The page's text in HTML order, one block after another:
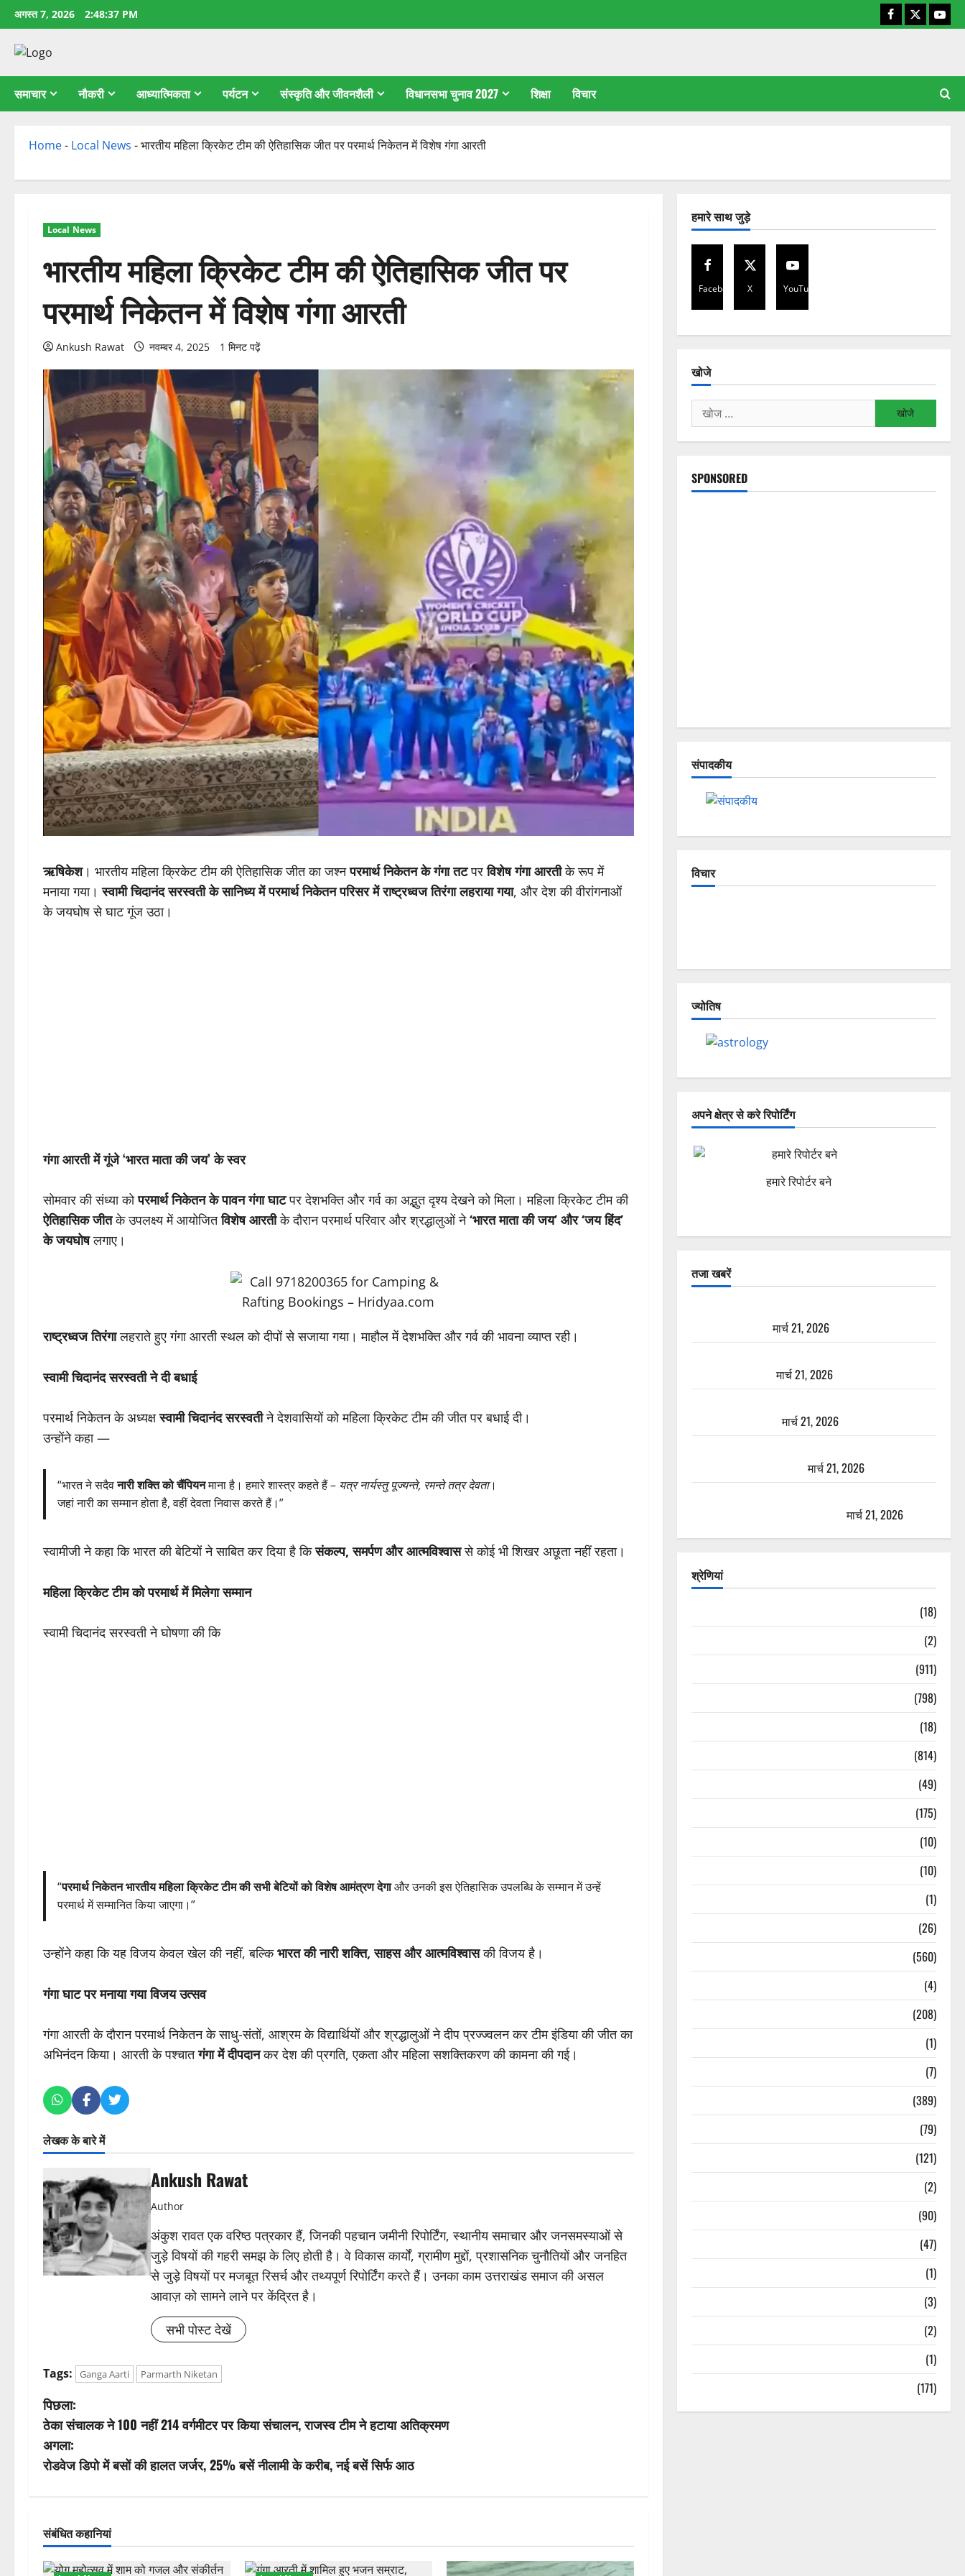
छोड़कर
सामग्री
अगस्त 7, 2026 2:48:38 PM Facebook
X
समाचार नौकरी आध्यात्मिकता पर्यटन संस्कृति और जीवनशैली विधानसभा चुनाव 2027 शिक्षा विचार
Home- Local News -भारतीय महिला क्रिकेट टीम की ऐतिहासिक जीत पर परमार्थ निकेतन में विशेष गंगा आरती
Local News
भारतीय महिला क्रिकेट टीम की ऐतिहासिक जीत पर
परमार्थ निकेतन में विशेष गंगा आरती
Ankush Rawat नवम्बर 4, 2025 1 मिनट पढ़ें
ऋषिकेश। भारतीय महिला क्रिकेट टीम की ऐतिहासिक जीत का जश्नपरमार्थ निकेतन के गंगा तटपरविशेष गंगा आरतीके रूप में
मनाया गया।स्वामी चिदानंद सरस्वती के सानिध्य में परमार्थ निकेतन परिसर में राष्ट्रध्वज तिरंगा लहराया गया, और देश की वीरांगनाओं
के जयघोष से घाट गूंज उठा।
गंगा आरती में गूंजे ‘भारत माता की जय’ के स्वर
सोमवार की संध्या कोपरमार्थ निकेतन के पावन गंगा घाटपर देशभक्ति और गर्व का अद्भुत दृश्य देखने को मिला। महिला क्रिकेट टीम की
ऐतिहासिक जीतके उपलक्ष्य में आयोजितविशेष आरतीके दौरान परमार्थ परिवार और श्रद्धालुओं ने‘भारत माता की जय’ और ‘जय हिंद’
के जयघोषलगाए।
राष्ट्रध्वज तिरंगालहराते हुए गंगा आरती स्थल को दीपों से सजाया गया। माहौल में देशभक्ति और गर्व की भावना व्याप्त रही।
स्वामी चिदानंद सरस्वती ने दी बधाई
परमार्थ निकेतन के अध्यक्षस्वामी चिदानंद सरस्वतीने देशवासियों को महिला क्रिकेट टीम की जीत पर बधाई दी।
उन्होंने कहा —
“भारत ने सदैवनारी शक्ति को चैंपियनमाना है। हमारे शास्त्र कहते हैं – यत्र नार्यस्तु पूज्यन्ते, रमन्ते तत्र देवता।
जहां नारी का सम्मान होता है, वहीं देवता निवास करते हैं।”
स्वामीजी ने कहा कि भारत की बेटियों ने साबित कर दिया है किसंकल्प, समर्पण और आत्मविश्वाससे कोई भी शिखर अछूता नहीं रहता।
महिला क्रिकेट टीम को परमार्थ में मिलेगा सम्मान
स्वामी चिदानंद सरस्वती ने घोषणा की कि
“परमार्थ निकेतन भारतीय महिला क्रिकेट टीम की सभी बेटियों को विशेष आमंत्रण देगाऔर उनकी इस ऐतिहासिक उपलब्धि के सम्मान में उन्हें
परमार्थ में सम्मानित किया जाएगा।”
उन्होंने कहा कि यह विजय केवल खेल की नहीं, बल्किभारत की नारी शक्ति, साहस और आत्मविश्वासकी विजय है।
गंगा घाट पर मनाया गया विजय उत्सव
गंगा आरती के दौरान परमार्थ निकेतन के साधु-संतों, आश्रम के विद्यार्थियों और श्रद्धालुओं ने दीप प्रज्ज्वलन कर टीम इंडिया की जीत का
अभिनंदन किया। आरती के पश्चातगंगा में दीपदानकर देश की प्रगति, एकता और महिला सशक्तिकरण की कामना की गई।
लेखक के बारे में
Ankush Rawat
Author
अंकुश रावत एक वरिष्ठ पत्रकार हैं, जिनकी पहचान जमीनी रिपोर्टिंग, स्थानीय समाचार और जनसमस्याओं से
जुड़े विषयों की गहरी समझ के लिए होती है। वे विकास कार्यों, ग्रामीण मुद्दों, प्रशासनिक चुनौतियों और जनहित
से जुड़े विषयों पर मजबूत रिसर्च और तथ्यपूर्ण रिपोर्टिंग करते हैं। उनका काम उत्तराखंड समाज की असल
आवाज़ को सामने लाने पर केंद्रित है।
सभी पोस्ट देखें
Tags: Ganga Aarti Parmarth Niketan
पो
स्ट
ने
गे
श
पिछला:
ठेका संचालक ने 100 नहीं 214 वर्गमीटर पर किया संचालन, राजस्व टीम ने हटाया अतिक्रमण
अगला:
रोडवेज डिपो में बसों की हालत जर्जर, 25% बसें नीलामी के करीब, नई बसें सिर्फ आठ
संबंधित कहानियां
हमारे साथ जुड़े
Facebook X YouTube
खोजे
निम्न
को
खोजें:
SPONSORED
संपादकीय
विचार
ज्योतिष
अपने क्षेत्र से करे रिपोर्टिंग
हमारे रिपोर्टर बने
तजा खबरें
मार्च 21, 2026
मार्च 21, 2026
मार्च 21, 2026
मार्च 21, 2026
मार्च 21, 2026
श्रेणियां
(18)
(2)
(911)
(798)
(18)
(814)
(49)
(175)
(10)
(10)
(1)
(26)
(560)
(4)
(208)
(1)
(7)
(389)
(79)
(121)
(2)
(90)
(47)
(1)
(3)
(2)
(1)
(171)